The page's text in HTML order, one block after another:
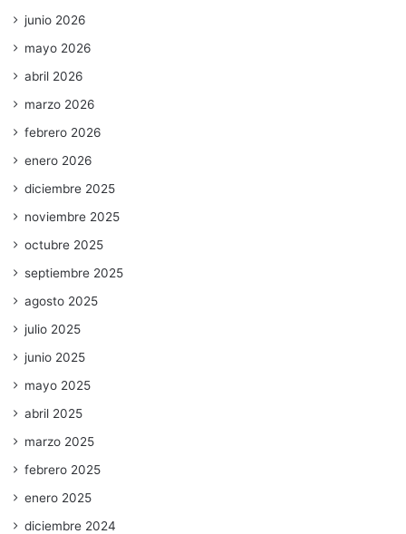
junio 2026
mayo 2026
abril 2026
marzo 2026
febrero 2026
enero 2026
diciembre 2025
noviembre 2025
octubre 2025
septiembre 2025
agosto 2025
julio 2025
junio 2025
mayo 2025
abril 2025
marzo 2025
febrero 2025
enero 2025
diciembre 2024